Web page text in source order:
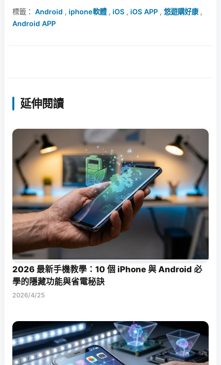
標籤： Android , iphone軟體, iOS , iOS APP , 悠遊購好康,
Android APP
延伸閱讀
2026 最新手機教學：10 個 iPhone 與 Android 必
學的隱藏功能與省電秘訣
2026/4/25